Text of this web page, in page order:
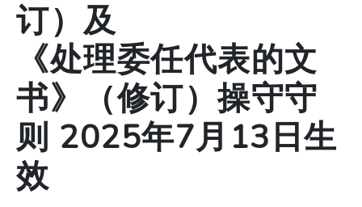
订）及
《处理委任代表的文
书》（修订）操守守
则 2025年7月13日生
效